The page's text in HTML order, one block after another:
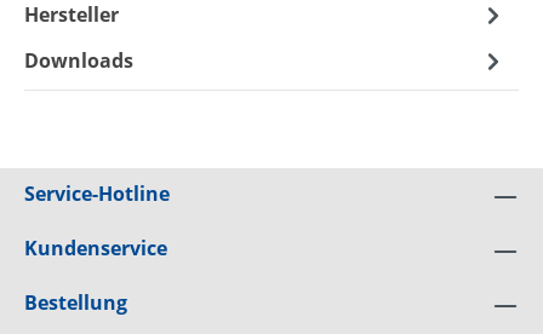
Hersteller
Downloads
Service-Hotline
Kundenservice
Bestellung